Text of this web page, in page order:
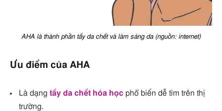
AHA là thành phần tẩy da chết và làm sáng da (nguồn: internet)
Ưu điểm của AHA
Là dạng tẩy da chết hóa học phổ biến dễ tìm trên thị
trường.